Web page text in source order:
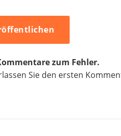
zum Fehler.
Sie den ersten